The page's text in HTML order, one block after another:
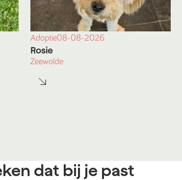
Adoptie08-08-2026
Rosie
Zeewolde
dat bij je past